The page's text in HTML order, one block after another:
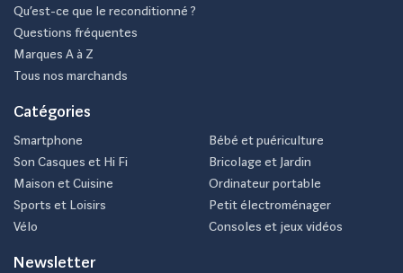
Qu’est-ce que le reconditionné ?
Questions fréquentes
Marques A à Z
Tous nos marchands
Catégories
Smartphone
Son Casques et Hi Fi
Maison et Cuisine
Sports et Loisirs
Vélo
Bébé et puériculture
Bricolage et Jardin
Ordinateur portable
Petit électroménager
Consoles et jeux vidéos
Newsletter